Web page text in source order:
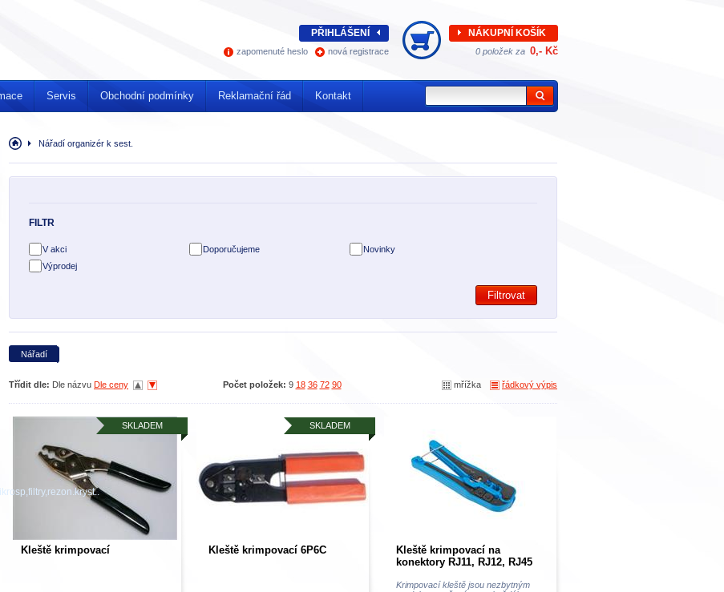
Úvodní
stránka
Nářadí organizér k sest.
FILTR
V akci Doporučujeme
Novinky
Výprodej
Filtrovat
Nářadí
Třídit dle: Dle názvu Dle ceny Počet položek: 9 18 36 72 90 mřížka řádkový výpis
SKLADEM
Kleště krimpovací
SKLADEM
Kleště krimpovací 6P6C
Kleště krimpovací na
konektory RJ11, RJ12, RJ45
Krimpovací kleště jsou nezbytným
Servis Obchodní podmínky Reklamační řád Kontakt
PŘIHLÁŠENÍ
zapomenuté heslo nová registrace
NÁKUPNÍ KOŠÍK
0 položek za 0,- Kč